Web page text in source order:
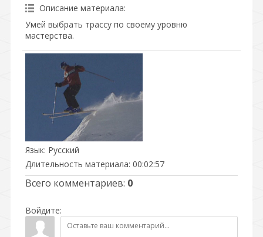
Описание материала:
Умей выбрать трассу по своему уровню
мастерства.
Язык: Русский
Длительность материала: 00:02:57
Всего комментариев: 0
Войдите: